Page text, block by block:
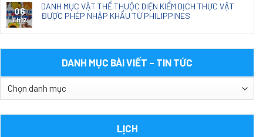
06
Th12
DANH MỤC VẬT THỂ THUỘC DIỆN KIỂM DỊCH THỰC VẬT
ĐƯỢC PHÉP NHẬP KHẨU TỪ PHILIPPINES
DANH MỤC BÀI VIẾT – TIN TỨC
DANH
LỊCH